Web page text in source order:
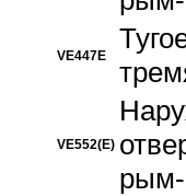
VE447E
VE552(E)
рым-